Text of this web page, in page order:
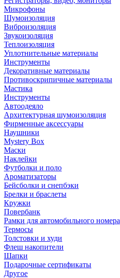
Микрофоны
Шумоизоляция
Виброизоляция
Звукоизоляция
Теплоизоляция
Уплотнительные материалы
Инструменты
Декоративные материалы
Противоскрипичные материалы
Мастика
Инструменты
Автоодеяло
Архитектурная шумоизоляция
Фирменные аксессуары
Наушники
Mystery Box
Маски
Наклейки
Футболки и поло
Ароматизаторы
Бейсболки и снепбэки
Брелки и браслеты
Кружки
Повербанк
Рамки для автомобильного номера
Термосы
Толстовки и худи
Флеш накопители
Шапки
Подарочные сертификаты
Другое